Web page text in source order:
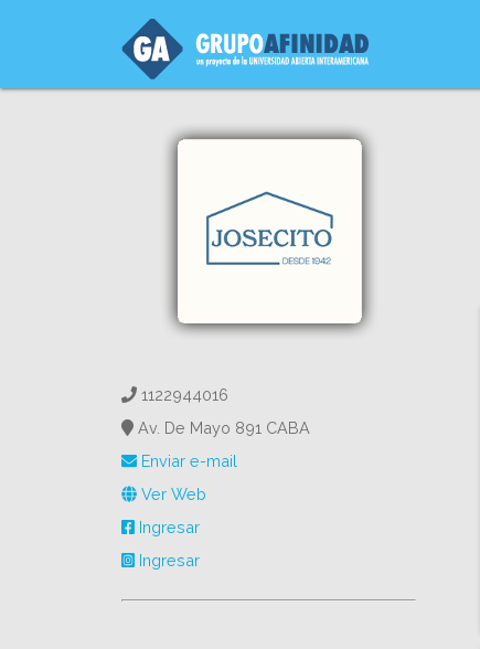
1122944016
Av. De Mayo 891 CABA
Enviar e-mail
Ver Web
Ingresar
Ingresar